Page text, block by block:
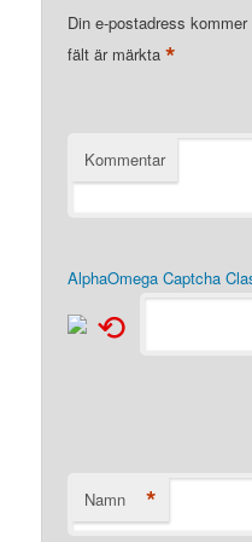
Din e-postadress
fält är märkta*
Kommentar
AlphaOmega Captcha
⟲
Namn *